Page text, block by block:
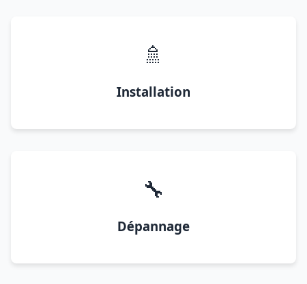
🚿
Installation
🔧
Dépannage